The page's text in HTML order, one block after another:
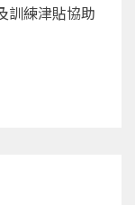
訓練津貼協助